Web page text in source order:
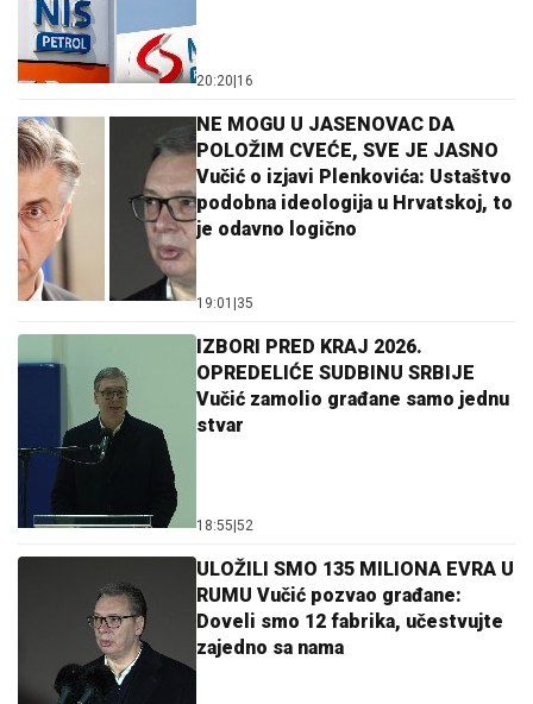
20:20 16
NE MOGU U JASENOVAC DA
POLOŽIM CVEĆE, SVE JE JASNO
Vučić o izjavi Plenkovića: Ustaštvo
podobna ideologija u Hrvatskoj, to
je odavno logično
19:01 35
IZBORI PRED KRAJ 2026.
OPREDELIĆE SUDBINU SRBIJE
Vučić zamolio građane samo jednu
stvar
18:55 52
ULOŽILI SMO 135 MILIONA EVRA U
RUMU Vučić pozvao građane:
Doveli smo 12 fabrika, učestvujte
zajedno sa nama